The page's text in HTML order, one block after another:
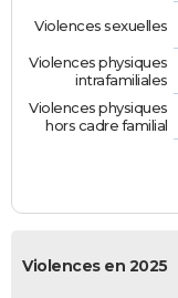
Violences sexuelles
Violences physiques
intrafamiliales
Violences physiques
hors cadre familial
Violences en 2025